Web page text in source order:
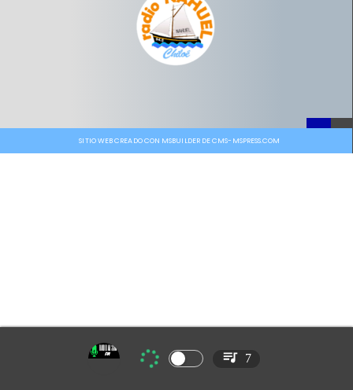
SITIO WEB CREADO CON MSBUILDER DE CMS-MSPRESS.COM
7